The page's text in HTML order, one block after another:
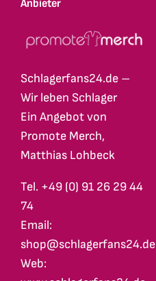
Anbieter
Schlagerfans24.de –
Wir leben Schlager
Ein Angebot von
Promote Merch,
Matthias Lohbeck
Tel. +49 (0) 91 26 29 44
74
Email:
shop@schlagerfans24.de
Web: